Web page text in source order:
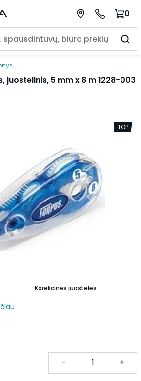
0
Korektorius Forpus, juostelinis, 5 mm x 8 m 1228-003
TOP
Korekcinės juostelės
- +